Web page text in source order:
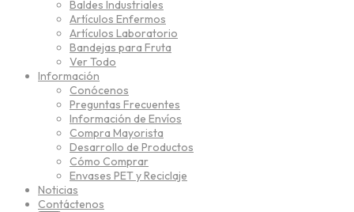
Baldes Industriales
Artículos Enfermos
Artículos Laboratorio
Bandejas para Fruta
Ver Todo
Información
Conócenos
Preguntas Frecuentes
Información de Envíos
Compra Mayorista
Desarrollo de Productos
Cómo Comprar
Envases PET y Reciclaje
Noticias
Contáctenos